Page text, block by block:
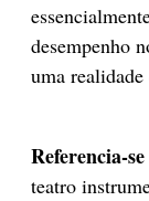
desempenho
uma
Referencia-
teatro